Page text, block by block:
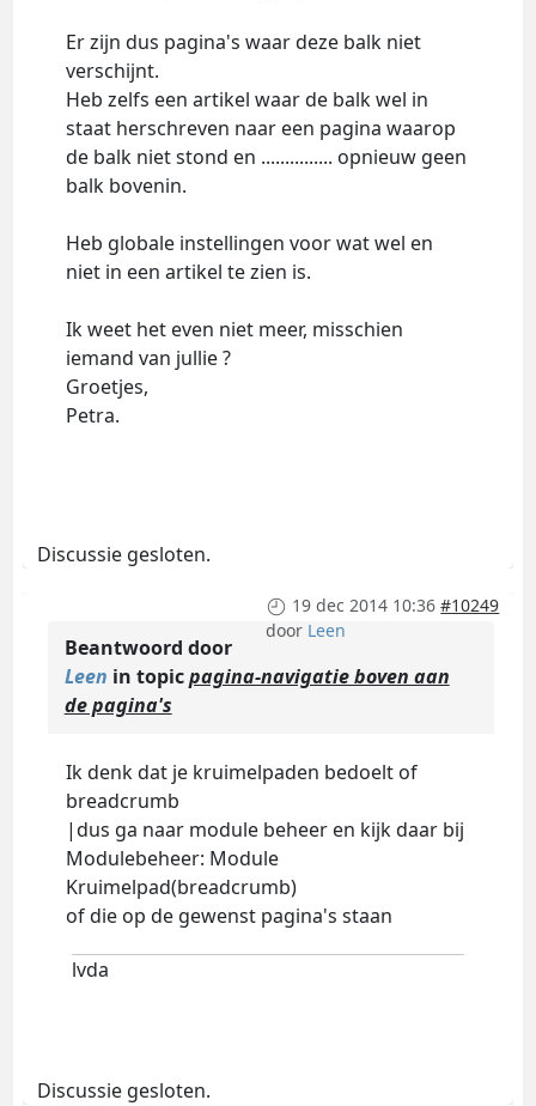
Er zijn dus pagina's waar deze balk niet
verschijnt.
Heb zelfs een artikel waar de balk wel in
staat herschreven naar een pagina waarop
de balk niet stond en ............... opnieuw geen
balk bovenin.
Heb globale instellingen voor wat wel en
niet in een artikel te zien is.
Ik weet het even niet meer, misschien
iemand van jullie ?
Groetjes,
Petra.
Discussie gesloten.
19 dec 2014 10:36 #10249
door Leen
Beantwoord door
Leen in topicpagina-navigatie boven aan
de pagina's
Ik denk dat je kruimelpaden bedoelt of
breadcrumb
|dus ga naar module beheer en kijk daar bij
Modulebeheer: Module
Kruimelpad(breadcrumb)
of die op de gewenst pagina's staan
lvda
Discussie gesloten.